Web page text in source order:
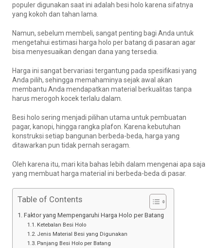
populer digunakan saat ini adalah besi holo karena sifatnya
yang kokoh dan tahan lama.
Namun, sebelum membeli, sangat penting bagi Anda untuk
mengetahui estimasi harga holo per batang di pasaran agar
bisa menyesuaikan dengan dana yang tersedia.
Harga ini sangat bervariasi tergantung pada spesifikasi yang
Anda pilih, sehingga memahaminya sejak awal akan
membantu Anda mendapatkan material berkualitas tanpa
harus merogoh kocek terlalu dalam.
Besi holo sering menjadi pilihan utama untuk pembuatan
pagar, kanopi, hingga rangka plafon. Karena kebutuhan
konstruksi setiap bangunan berbeda-beda, harga yang
ditawarkan pun tidak pernah seragam.
Oleh karena itu, mari kita bahas lebih dalam mengenai apa saja
yang membuat harga material ini berbeda-beda di pasar.
Table of Contents
Faktor yang Mempengaruhi Harga Holo per Batang
Ketebalan Besi Holo
Jenis Material Besi yang Digunakan
Panjang Besi Holo per Batang